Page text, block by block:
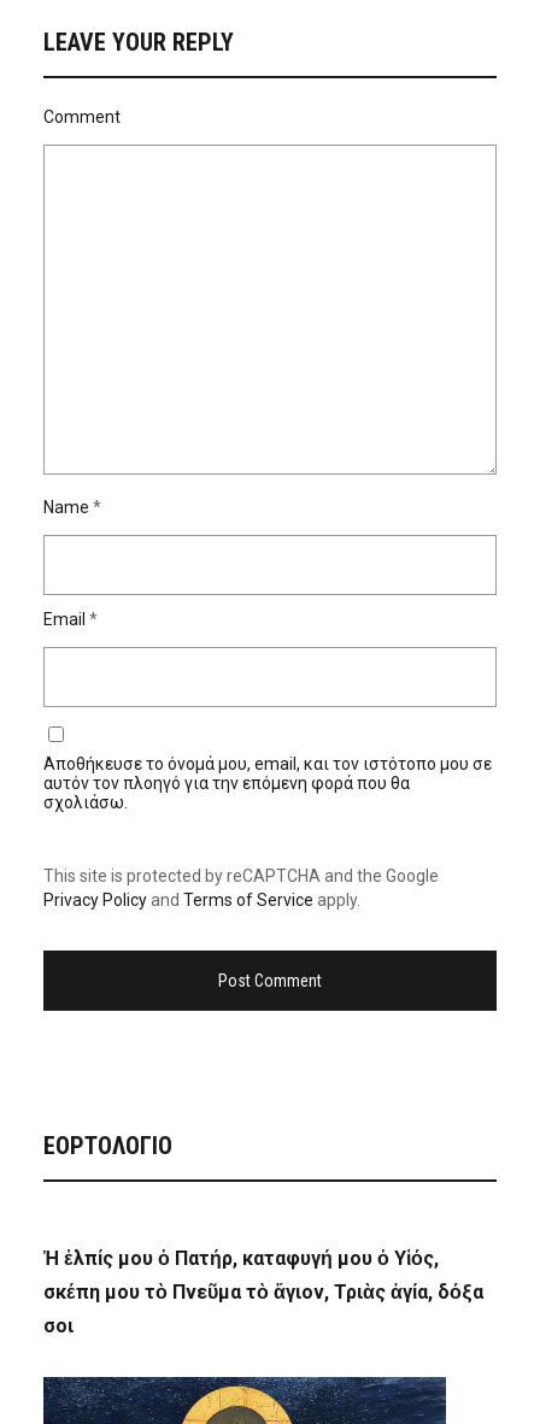
LEAVE YOUR REPLY
Comment
Name *
Email *
Αποθήκευσε το όνομά μου, email, και τον ιστότοπο μου σε
αυτόν τον πλοηγό για την επόμενη φορά που θα
σχολιάσω.
This site is protected by reCAPTCHA and the Google
Privacy Policyand Terms of Service apply.
ΕΟΡΤΟΛΟΓΙΟ
Ἡ ἐλπίς μου ὁ Πατήρ, καταφυγή μου ὁ Υἱός,
σκέπη μου τὸ Πνεῦμα τὸ ἅγιον, Τριὰς ἁγία, δόξα
σοι